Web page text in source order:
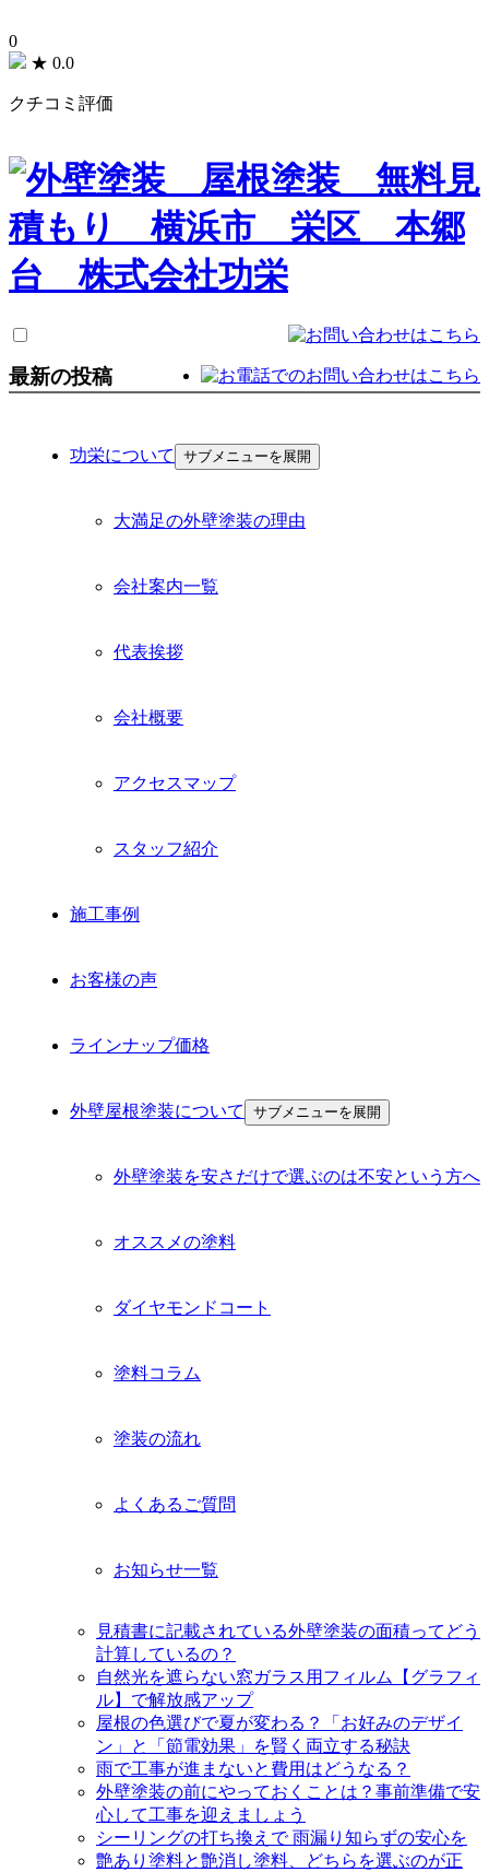
0
★ 0.0
クチコミ評価
功栄について サブメニューを展開
大満足の外壁塗装の理由
会社案内一覧
代表挨拶
会社概要
アクセスマップ
スタッフ紹介
施工事例
お客様の声
ラインナップ価格
外壁屋根塗装について サブメニューを展開
外壁塗装を安さだけで選ぶのは不安という方へ
オススメの塗料
ダイヤモンドコート
塗料コラム
塗装の流れ
よくあるご質問
お知らせ一覧
最新の投稿
見積書に記載されている外壁塗装の面積ってどう
計算しているの？
自然光を遮らない窓ガラス用フィルム【グラフィ
ル】で解放感アップ
屋根の色選びで夏が変わる？「お好みのデザイ
ン」と「節電効果」を賢く両立する秘訣
雨で工事が進まないと費用はどうなる？
外壁塗装の前にやっておくことは？事前準備で安
心して工事を迎えましょう
シーリングの打ち換えで 雨漏り知らずの安心を
艶あり塗料と艶消し塗料、どちらを選ぶのが正